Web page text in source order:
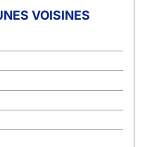
VOISINES